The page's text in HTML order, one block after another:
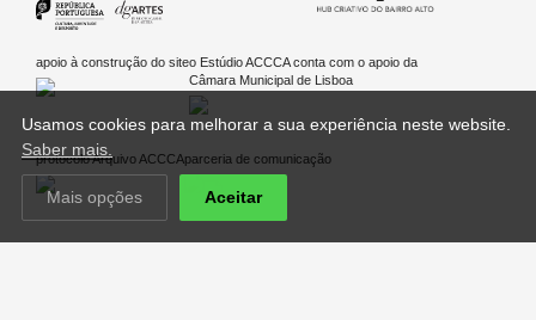
apoio à construção do siteo Estúdio ACCCA conta com o apoio da
Câmara Municipal de Lisboa
protocolo Arquivo ACCCAparceria de comunicação
Usamos cookies para melhorar a sua experiência neste website.
Saber mais.
Mais opções Aceitar